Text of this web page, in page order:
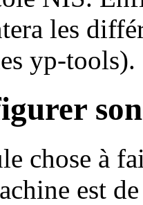
les
yp-tools).
chose à
est